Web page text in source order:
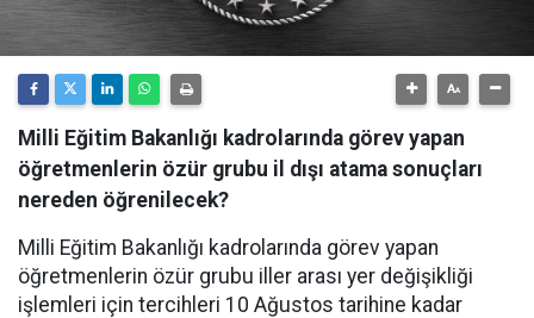
Milli Eğitim Bakanlığı kadrolarında görev yapan
öğretmenlerin özür grubu il dışı atama sonuçları
nereden öğrenilecek?
Milli Eğitim Bakanlığı kadrolarında görev yapan
öğretmenlerin özür grubu iller arası yer değişikliği
işlemleri için tercihleri 10 Ağustos tarihine kadar